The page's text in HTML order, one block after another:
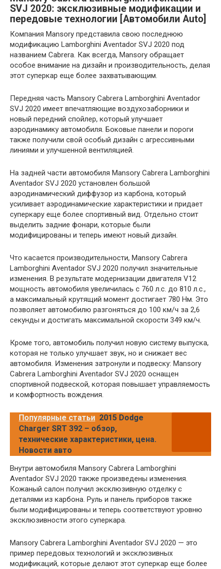
SVJ 2020: эксклюзивные модификации и
передовые технологии [Автомобили Auto]
Компания Mansory представила свою последнюю
модификацию Lamborghini Aventador SVJ 2020 под
названием Cabrera. Как всегда, Mansory обращает
особое внимание на дизайн и производительность, делая
этот суперкар еще более захватывающим.
Передняя часть Mansory Cabrera Lamborghini Aventador
SVJ 2020 имеет впечатляющие воздухозаборники и
новый передний спойлер, который улучшает
аэродинамику автомобиля. Боковые панели и пороги
также получили свой особый дизайн с агрессивными
линиями и улучшенной вентиляцией.
На задней части автомобиля Mansory Cabrera Lamborghini
Aventador SVJ 2020 установлен большой
аэродинамический диффузор из карбона, который
усиливает аэродинамические характеристики и придает
суперкару еще более спортивный вид. Отдельно стоит
выделить задние фонари, которые были
модифицированы и теперь имеют новый дизайн.
Что касается производительности, Mansory Cabrera
Lamborghini Aventador SVJ 2020 получил значительные
изменения. В результате модернизации двигателя V12
мощность автомобиля увеличилась с 760 л.с. до 810 л.с.,
а максимальный крутящий момент достигает 780 Нм. Это
позволяет автомобилю разгоняться до 100 км/ч за 2,6
секунды и достигать максимальной скорости 349 км/ч.
Кроме того, автомобиль получил новую систему выпуска,
которая не только улучшает звук, но и снижает вес
автомобиля. Изменения затронули и подвеску: Mansory
Cabrera Lamborghini Aventador SVJ 2020 оснащен
спортивной подвеской, которая повышает управляемость
и комфортность вождения.
Популярные статьи 2015 Dodge
Charger SRT 392 – обзор,
технические характеристики, цена.
Новости авто
Внутри автомобиля Mansory Cabrera Lamborghini
Aventador SVJ 2020 также произведены изменения.
Кожаный салон получил эксклюзивную отделку с
деталями из карбона. Руль и панель приборов также
были модифицированы и теперь соответствуют уровню
эксклюзивности этого суперкара.
Mansory Cabrera Lamborghini Aventador SVJ 2020 — это
пример передовых технологий и эксклюзивных
модификаций, которые делают этот суперкар еще более